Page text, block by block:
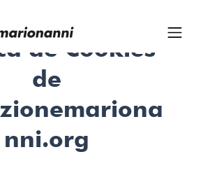
de Cookies
de
nni.org